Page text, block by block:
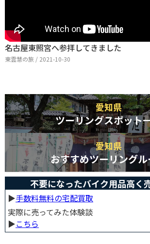
名古屋東照宮へ参拝してきました
東雲慧の旅 / 2021-10-30
愛知県
ツーリングスポット
愛知県
おすすめツーリング
不要になったバイク用品高く
▶︎手数料無料の宅配買取
実際に売ってみた体験談
▶︎こちら